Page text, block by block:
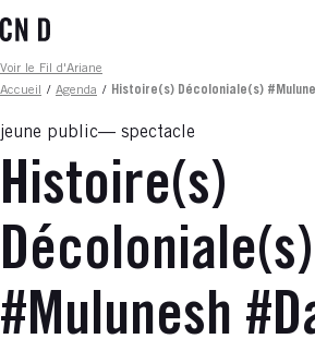
au
principal
Fil d'ariane
Voir le Fil d'Ariane
Accueil
/ Agenda / Histoire(s) Décoloniale(s)
jeune public spectacle
Histoire(s)
Décoloniale(s)
#Mulunesh